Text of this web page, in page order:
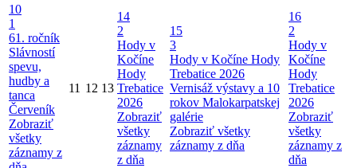
10
1
61. ročník
Slávností
spevu,
hudby a
tanca
Červeník
Zobraziť
všetky
záznamy z
11 12 13
14
2
Hody v
Kočíne
Hody
Trebatice
2026
Zobraziť
všetky
záznamy
z dňa
15
3
Hody v Kočíne Hody
Trebatice 2026
Vernisáž výstavy a 10
rokov Malokarpatskej
galérie
Zobraziť všetky
záznamy z dňa
16
2
Hody v
Kočíne
Hody
Trebatice
2026
Zobraziť
všetky
záznamy z
dňa